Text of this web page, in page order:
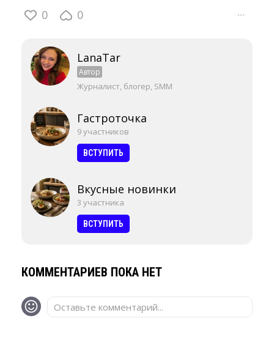
0 0 ···
LanaTar
Автор
Журналист, блогер, SMM
Гастроточка
9 участников
ВСТУПИТЬ
Вкусные новинки
3 участника
ВСТУПИТЬ
КОММЕНТАРИЕВ ПОКА НЕТ
Оставьте комментарий...